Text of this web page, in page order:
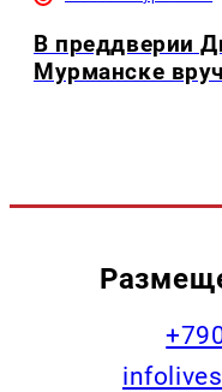
В преддверии
Мурманске